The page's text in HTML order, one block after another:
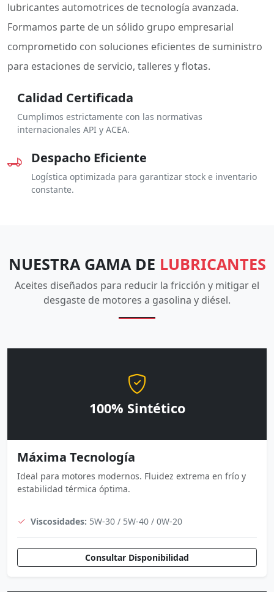
lubricantes automotrices de tecnología avanzada.
Formamos parte de un sólido grupo empresarial
comprometido con soluciones eficientes de suministro
para estaciones de servicio, talleres y flotas.
Calidad Certificada
Cumplimos estrictamente con las normativas
internacionales API y ACEA.
Despacho Eficiente
Logística optimizada para garantizar stock e inventario
constante.
NUESTRA GAMA DE LUBRICANTES
Aceites diseñados para reducir la fricción y mitigar el
desgaste de motores a gasolina y diésel.
100% Sintético
Máxima Tecnología
Ideal para motores modernos. Fluidez extrema en frío y
estabilidad térmica óptima.
Viscosidades: 5W-30 / 5W-40 / 0W-20
Consultar Disponibilidad